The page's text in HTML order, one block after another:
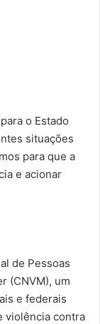
o Estado
situações
para que a
e acionar
de Pessoas
(CNVM), um
e federais
violência contra